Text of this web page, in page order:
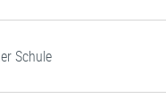
Schule